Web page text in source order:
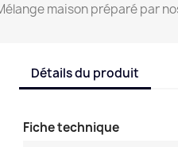
maison préparé par
Détails du produit
Fiche technique